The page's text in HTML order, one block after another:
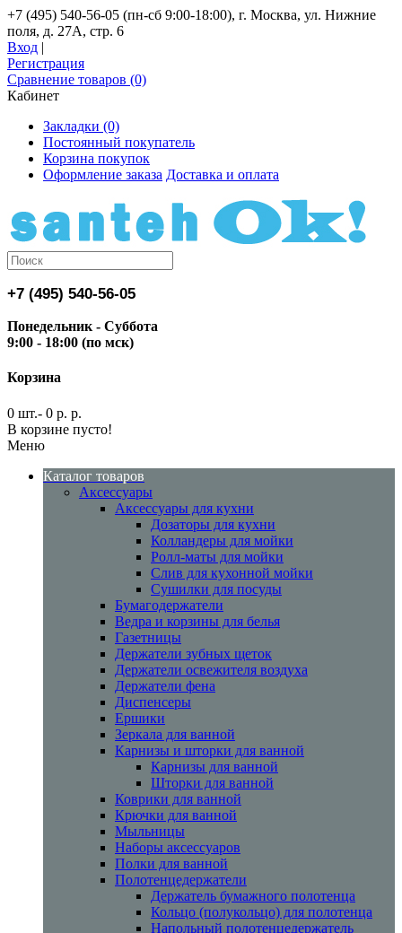
+7 (495) 540-56-05 (пн-сб 9:00-18:00), г. Москва, ул. Нижние
поля, д. 27А, стр. 6
Вход |
Регистрация
Сравнение товаров (0)
Кабинет
Закладки (0)
Постоянный покупатель
Корзина покупок
Оформление заказа Доставка и оплата
+7 (495) 540-56-05
Понедельник - Суббота
9:00 - 18:00 (по мск)
Корзина
0 шт.- 0 р. р.
В корзине пусто!
Меню
Каталог товаров
Аксессуары
Аксессуары для кухни
Дозаторы для кухни
Колландеры для мойки
Ролл-маты для мойки
Слив для кухонной мойки
Сушилки для посуды
Бумагодержатели
Ведра и корзины для белья
Газетницы
Держатели зубных щеток
Держатели освежителя воздуха
Держатели фена
Диспенсеры
Ершики
Зеркала для ванной
Карнизы и шторки для ванной
Карнизы для ванной
Шторки для ванной
Коврики для ванной
Крючки для ванной
Мыльницы
Наборы аксессуаров
Полки для ванной
Полотенцедержатели
Держатель бумажного полотенца
Кольцо (полукольцо) для полотенца
Напольный полотенцедержатель